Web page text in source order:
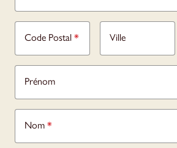
Code Postal * Ville
Prénom
Nom *